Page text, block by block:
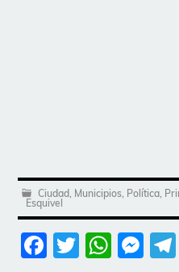
Ciudad Municipios Política
Esquivel
Facebook
Twitter